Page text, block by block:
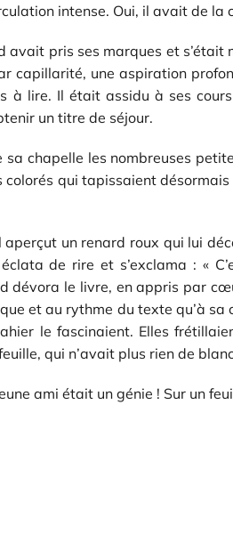
intense. Oui, il avait de
avait pris ses marques et
capillarité, une aspiration
à lire. Il était assidu à ses
un titre de séjour.
chapelle les nombreuses
colorés qui tapissaient
aperçut un renard roux qui lui
de rire et s’exclama : «
dévora le livre, en appris par
et au rythme du texte qu’à
le fascinaient. Elles
qui n’avait plus rien de
ami était un génie ! Sur un